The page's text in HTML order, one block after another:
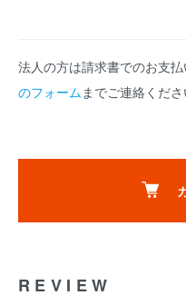
法人の方は請求書でのお支
のフォームまでご連絡くださ
REVIEW